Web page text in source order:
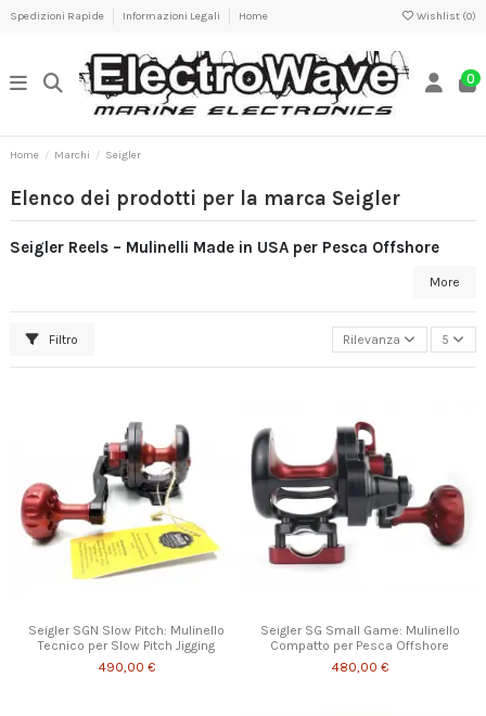
Spedizioni Rapide Informazioni Legali Home Wishlist (0)
0
Home Marchi Seigler
Elenco dei prodotti per la marca Seigler
Seigler Reels – Mulinelli Made in USA per Pesca Offshore
More
Filtro Rilevanza 5
Seigler SGN Slow Pitch: Mulinello
Tecnico per Slow Pitch Jigging
490,00 €
Seigler SG Small Game: Mulinello
Compatto per Pesca Offshore
480,00 €